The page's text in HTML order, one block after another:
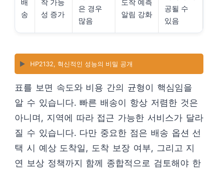
배
송
착 가능
성 증가
은 경우
많음
도착 예측
알림 강화
공될 수
있음
▶️ HP2132, 혁신적인 성능의 비밀 공개
표를 보면 속도와 비용 간의 균형이 핵심임을
알 수 있습니다. 빠른 배송이 항상 저렴한 것은
아니며, 지역에 따라 접근 가능한 서비스가 달라
질 수 있습니다. 다만 중요한 점은 배송 옵션 선
택 시 예상 도착일, 도착 보장 여부, 그리고 지
연 보상 정책까지 함께 종합적으로 검토해야 한